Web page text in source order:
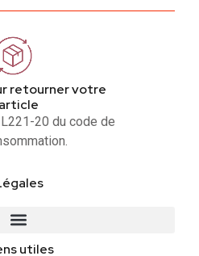
retourner votre
article
20 du code de
utiles